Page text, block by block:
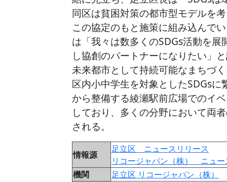
同区は貧困対策の都市型モデルを
この協定のもと施策に組み込んで
は「我々は数多くのSDGs活動を
し協創のパートナーになりたい」
未来都市として持続可能なまちづ
区内小中学生を対象としたSDGs
から整備する綾瀬駅前広場でのイ
しており、多くの分野において両
される。
情報源
足立区 ニュースリリース
リコージャパン（株） ニュー
機関
足立区 リコージャパン（株）